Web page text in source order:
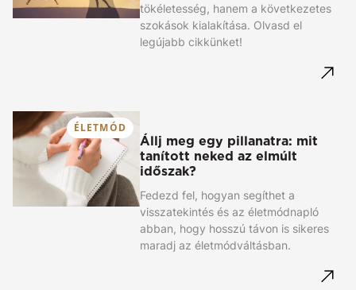
tökéletesség, hanem a következetes
szokások kialakítása. Olvasd el
legújabb cikkünket!
ÉLETMÓD
Állj meg egy pillanatra: mit
tanított neked az elmúlt
időszak?
Fedezd fel, hogyan segíthet a
visszatekintés és az életmódnapló
abban, hogy hosszú távon is sikeres
maradj az életmódváltásban.